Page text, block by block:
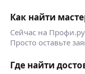
Как найти
Сейчас на
Просто оставьте
Где найти